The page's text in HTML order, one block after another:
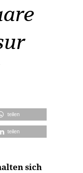
teilen
teilen
sich